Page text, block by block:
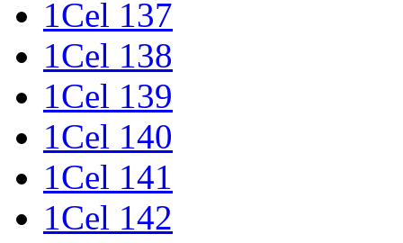
1Cel 137
1Cel 138
1Cel 139
1Cel 140
1Cel 141
1Cel 142